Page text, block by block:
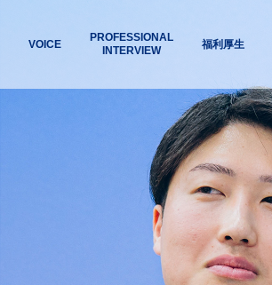
VOICE
PROFESSIONAL
INTERVIEW
福利厚生